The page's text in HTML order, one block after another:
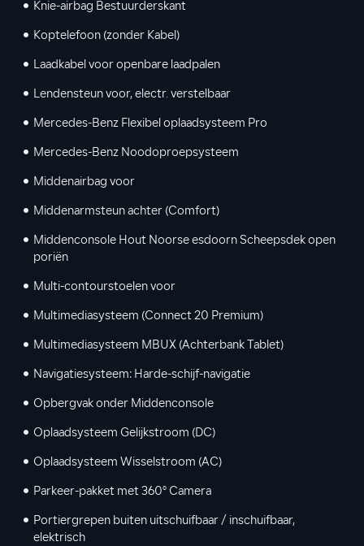
Knie-airbag Bestuurderskant
Koptelefoon (zonder Kabel)
Laadkabel voor openbare laadpalen
Lendensteun voor, electr. verstelbaar
Mercedes-Benz Flexibel oplaadsysteem Pro
Mercedes-Benz Noodoproepsysteem
Middenairbag voor
Middenarmsteun achter (Comfort)
Middenconsole Hout Noorse esdoorn Scheepsdek open
poriën
Multi-contourstoelen voor
Multimediasysteem (Connect 20 Premium)
Multimediasysteem MBUX (Achterbank Tablet)
Navigatiesysteem: Harde-schijf-navigatie
Opbergvak onder Middenconsole
Oplaadsysteem Gelijkstroom (DC)
Oplaadsysteem Wisselstroom (AC)
Parkeer-pakket met 360° Camera
Portiergrepen buiten uitschuifbaar / inschuifbaar,
elektrisch